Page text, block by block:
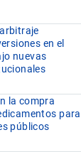
en el
nuevas
la compra
para
públicos